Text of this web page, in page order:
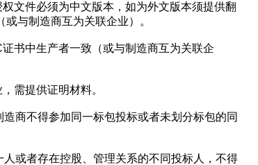
文件必须为中文版本，如为外文版本须提供翻
与制造商互为关联企业）。
书中生产者一致（或与制造商互为关联企
需提供证明材料。
商不得参加同一标包投标或者未划分标包的同
或者存在控股、管理关系的不同投标人，不得